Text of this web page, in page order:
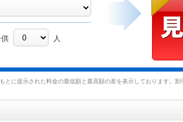
人
に提示された料金の最低額と最高額の差を表示しております。